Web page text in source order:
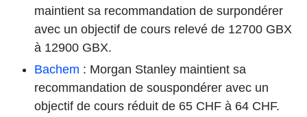
maintient sa recommandation de surpondérer
avec un objectif de cours relevé de 12700 GBX
à 12900 GBX.
Bachem : Morgan Stanley maintient sa
recommandation de souspondérer avec un
objectif de cours réduit de 65 CHF à 64 CHF.